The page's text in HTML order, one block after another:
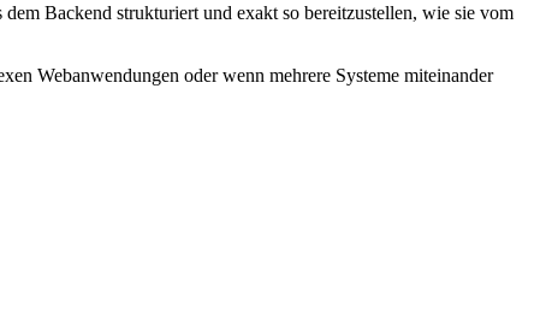
Backend strukturiert und exakt so bereitzustellen, wie sie vom
Webanwendungen oder wenn mehrere Systeme miteinander